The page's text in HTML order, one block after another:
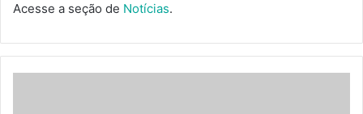
Acesse a seção de Notícias.